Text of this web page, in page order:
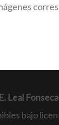
Leal Fonseca
bajo